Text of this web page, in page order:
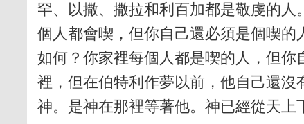
罕、以撒、撒拉和利百加都是敬虔的
個人都會喫，但你自己還必須是個喫
如何？你家裡每個人都是喫的人，但
裡，但在伯特利作夢以前，他自己還
神。是神在那裡等著他。神已經從天上